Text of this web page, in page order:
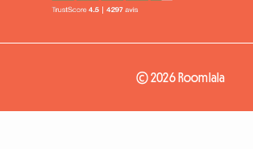
© 2026 Roomlala